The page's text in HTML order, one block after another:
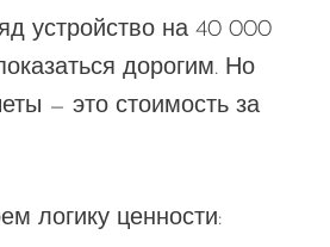
устройство на 40 000
дорогим. Но
— это стоимость за
логику ценности: